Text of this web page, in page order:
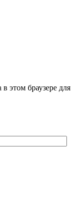
этом браузере для